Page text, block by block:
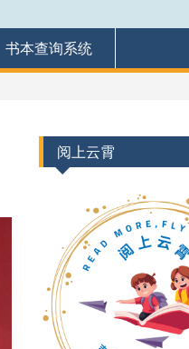
书本查询系统
阅上云霄